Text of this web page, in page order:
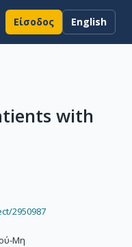
Είσοδος English
with
2950987
Μη